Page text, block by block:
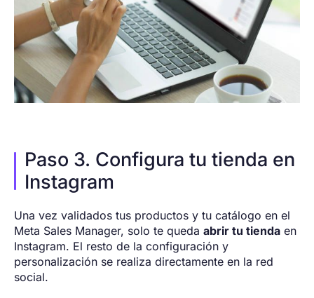
Paso 3. Configura tu tienda en
Instagram
Una vez validados tus productos y tu catálogo en el
Meta Sales Manager, solo te queda abrir tu tienda en
Instagram. El resto de la configuración y
personalización se realiza directamente en la red
social.